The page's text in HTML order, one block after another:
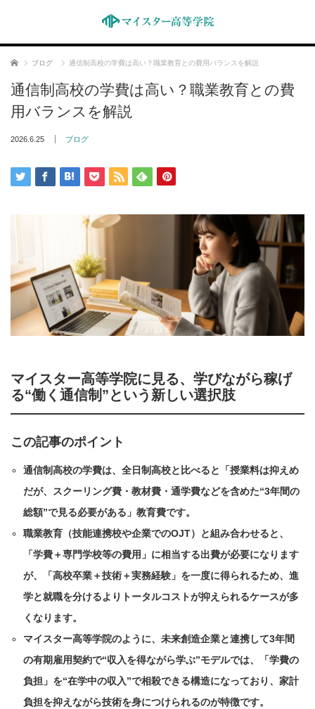
ホーム ブログ 通信制高校の学費は高い？職業教育との費用バランスを解説
通信制高校の学費は高い？職業教育との費
用バランスを解説
2026.6.25 ブログ
マイスター高等学院に見る、学びながら稼げ
る“働く通信制”という新しい選択肢
この記事のポイント
通信制高校の学費は、全日制高校と比べると「授業料は抑えめ
だが、スクーリング費・教材費・通学費などを含めた“3年間の
総額”で見る必要がある」教育費です。
職業教育（技能連携校や企業でのOJT）と組み合わせると、
「学費＋専門学校等の費用」に相当する出費が必要になります
が、「高校卒業＋技術＋実務経験」を一度に得られるため、進
学と就職を分けるよりトータルコストが抑えられるケースが多
くなります。
マイスター高等学院のように、未来創造企業と連携して3年間
の有期雇用契約で“収入を得ながら学ぶ”モデルでは、「学費の
負担」を“在学中の収入”で相殺できる構造になっており、家計
負担を抑えながら技術を身につけられるのが特徴です。